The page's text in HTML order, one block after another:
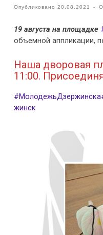
Опубликовано 20.08.2021 -
19 августа на площадке
объемной аппликации,
Наша дворовая
11:00.
#МолодежьДзержинска
жинск